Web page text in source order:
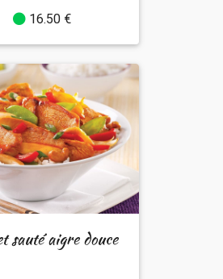
16.50 €
sauté aigre douce